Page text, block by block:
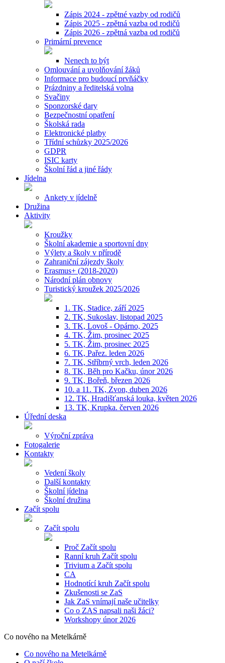
Zápis 2024 - zpětné vazby od rodičů
Zápis 2025 - zpětná vazba od rodičů
Zápis 2026 - zpětná vazba od rodičů
Primární prevence
Nenech to být
Omlouvání a uvolňování žáků
Informace pro budoucí prvňáčky
Prázdniny a ředitelská volna
Svačiny
Sponzorské dary
Bezpečnostní opatření
Školská rada
Elektronické platby
Třídní schůzky 2025/2026
GDPR
ISIC karty
Školní řád a jiné řády
Jídelna
Ankety v jídelně
Družina
Aktivity
Kroužky
Školní akademie a sportovní dny
Výlety a školy v přírodě
Zahraniční zájezdy školy
Erasmus+ (2018-2020)
Národní plán obnovy
Turistický kroužek 2025/2026
1. TK, Stadice, září 2025
2. TK, Sukoslav, listopad 2025
3. TK, Lovoš - Opárno, 2025
4. TK, Žim, prosinec 2025
5. TK, Žim, prosinec 2025
6. TK, Pařez. leden 2026
7. TK, Stříbrný vrch, leden 2026
8. TK, Běh pro Kačku, únor 2026
9. TK, Bořeň, březen 2026
10. a 11. TK, Zvon, duben 2026
12. TK, Hradišťanská louka, květen 2026
13. TK, Krupka. červen 2026
Úřední deska
Výroční zpráva
Fotogalerie
Kontakty
Vedení školy
Další kontakty
Školní jídelna
Školní družina
Začít spolu
Začít spolu
Proč Začít spolu
Ranní kruh Začít spolu
Trivium a Začít spolu
CA
Hodnotící kruh Začít spolu
Zkušenosti se ZaS
Jak ZaS vnímají naše učitelky
Co o ZAS napsali naši žáci?
Workshopy únor 2026
Co nového na Metelkárně
Co nového na Metelkárně